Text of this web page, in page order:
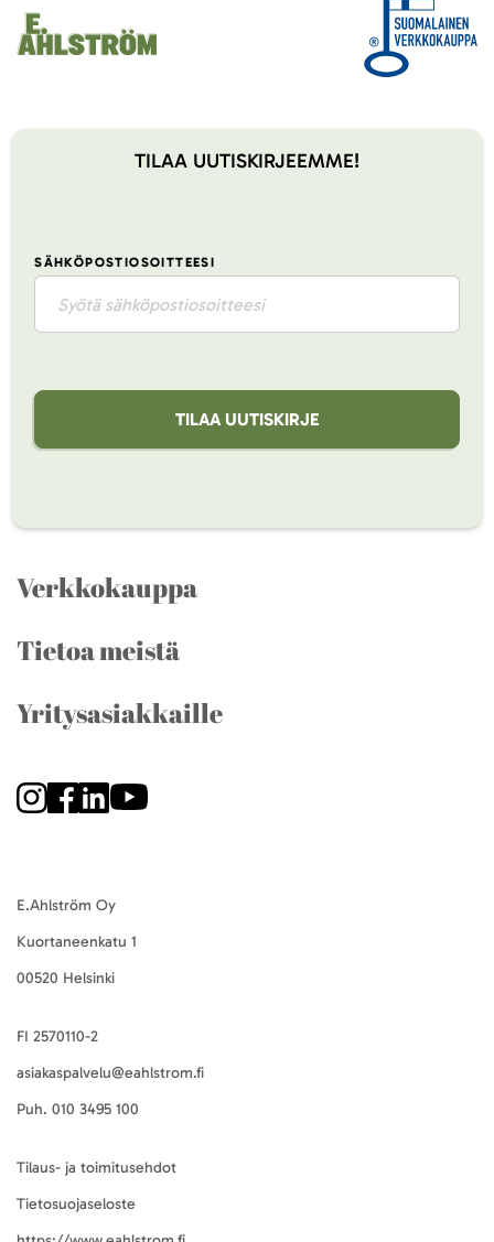
TILAA UUTISKIRJEEMME!
SÄHKÖPOSTIOSOITTEESI
TILAA UUTISKIRJE
Verkkokauppa
Tietoa meistä
Yritysasiakkaille
E.Ahlström Oy
Kuortaneenkatu 1
00520 Helsinki
FI 2570110-2
asiakaspalvelu@eahlstrom.fi
Puh. 010 3495 100
Tilaus- ja toimitusehdot
Tietosuojaseloste